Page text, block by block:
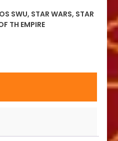
SWU, STAR WARS, STAR
TH EMPIRE